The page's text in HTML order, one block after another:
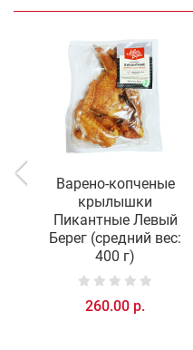
Варено-копченые
крылышки
Пикантные Левый
Берег (средний вес:
400 г)
260.00 р.